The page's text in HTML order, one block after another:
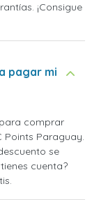
¡Consigue
pagar mi
comprar
Points Paraguay.
se
cuenta?